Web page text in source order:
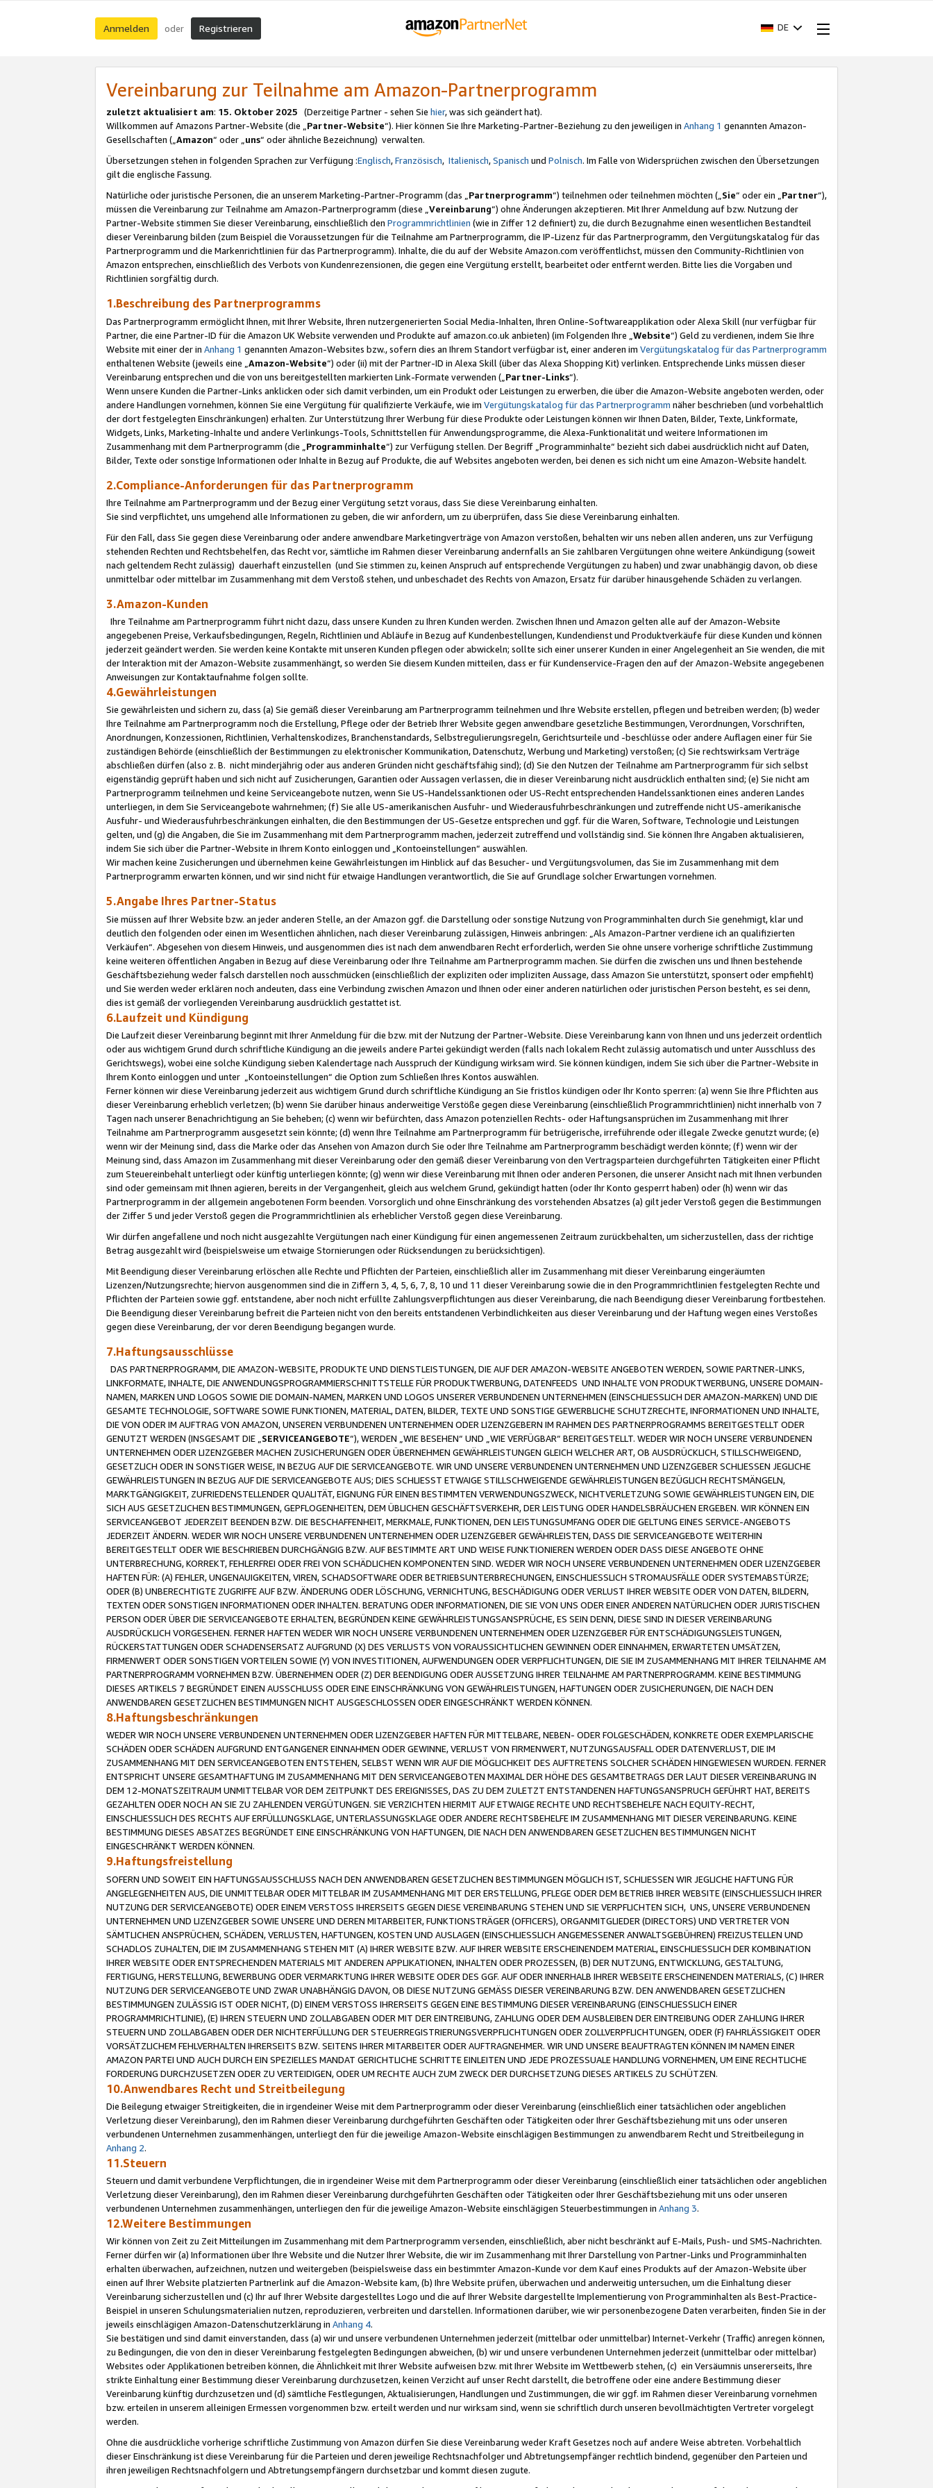
Anmelden oder Registrieren DE
Vereinbarung zur Teilnahme am Amazon-Partnerprogramm
zuletzt aktualisiert am: 15. Oktober 2025 (Derzeitige Partner - sehen Sie hier, was sich geändert hat).
Willkommen auf Amazons Partner-Website (die „Partner-Website“). Hier können Sie Ihre Marketing-Partner-Beziehung zu den jeweiligen in Anhang 1 genannten Amazon-
Gesellschaften („Amazon“ oder „uns“ oder ähnliche Bezeichnung) verwalten.
Übersetzungen stehen in folgenden Sprachen zur Verfügung :Englisch,Französisch, Italienisch,Spanisch und Polnisch. Im Falle von Widersprüchen zwischen den Übersetzungen
gilt die englische Fassung.
Natürliche oder juristische Personen, die an unserem Marketing-Partner-Programm (das „Partnerprogramm“) teilnehmen oder teilnehmen möchten („Sie“ oder ein „Partner“),
müssen die Vereinbarung zur Teilnahme am Amazon-Partnerprogramm (diese „Vereinbarung“) ohne Änderungen akzeptieren. Mit Ihrer Anmeldung auf bzw. Nutzung der
Partner-Website stimmen Sie dieser Vereinbarung, einschließlich den Programmrichtlinien (wie in Ziffer 12 definiert) zu, die durch Bezugnahme einen wesentlichen Bestandteil
dieser Vereinbarung bilden (zum Beispiel die Voraussetzungen für die Teilnahme am Partnerprogramm, die IP-Lizenz für das Partnerprogramm, den Vergütungskatalog für das
Partnerprogramm und die Markenrichtlinien für das Partnerprogramm). Inhalte, die du auf der Website Amazon.com veröffentlichst, müssen den Community-Richtlinien von
Amazon entsprechen, einschließlich des Verbots von Kundenrezensionen, die gegen eine Vergütung erstellt, bearbeitet oder entfernt werden. Bitte lies die Vorgaben und
Richtlinien sorgfältig durch.
1.Beschreibung des Partnerprogramms
Das Partnerprogramm ermöglicht Ihnen, mit Ihrer Website, Ihren nutzergenerierten Social Media-Inhalten, Ihren Online-Softwareapplikation oder Alexa Skill (nur verfügbar für
Partner, die eine Partner-ID für die Amazon UK Website verwenden und Produkte auf amazon.co.uk anbieten) (im Folgenden Ihre „ Website“) Geld zu verdienen, indem Sie Ihre
Website mit einer der in Anhang 1 genannten Amazon-Websites bzw., sofern dies an Ihrem Standort verfügbar ist, einer anderen im Vergütungskatalog für das Partnerprogramm
enthaltenen Website (jeweils eine „ Amazon-Website“) oder (ii) mit der Partner-ID in Alexa Skill (über das Alexa Shopping Kit) verlinken. Entsprechende Links müssen dieser
Vereinbarung entsprechen und die von uns bereitgestellten markierten Link-Formate verwenden („ Partner-Links“).
Wenn unsere Kunden die Partner-Links anklicken oder sich damit verbinden, um ein Produkt oder Leistungen zu erwerben, die über die Amazon-Website angeboten werden, oder
andere Handlungen vornehmen, können Sie eine Vergütung für qualifizierte Verkäufe, wie im Vergütungskatalog für das Partnerprogramm näher beschrieben (und vorbehaltlich
der dort festgelegten Einschränkungen) erhalten. Zur Unterstützung Ihrer Werbung für diese Produkte oder Leistungen können wir Ihnen Daten, Bilder, Texte, Linkformate,
Widgets, Links, Marketing-Inhalte und andere Verlinkungs-Tools, Schnittstellen für Anwendungsprogramme, die Alexa-Funktionalität und weitere Informationen im
Zusammenhang mit dem Partnerprogramm (die „ Programminhalte“) zur Verfügung stellen. Der Begriff „Programminhalte“ bezieht sich dabei ausdrücklich nicht auf Daten,
Bilder, Texte oder sonstige Informationen oder Inhalte in Bezug auf Produkte, die auf Websites angeboten werden, bei denen es sich nicht um eine Amazon-Website handelt.
2.Compliance-Anforderungen für das Partnerprogramm
Ihre Teilnahme am Partnerprogramm und der Bezug einer Vergütung setzt voraus, dass Sie diese Vereinbarung einhalten.
Sie sind verpflichtet, uns umgehend alle Informationen zu geben, die wir anfordern, um zu überprüfen, dass Sie diese Vereinbarung einhalten.
Für den Fall, dass Sie gegen diese Vereinbarung oder andere anwendbare Marketingverträge von Amazon verstoßen, behalten wir uns neben allen anderen, uns zur Verfügung
stehenden Rechten und Rechtsbehelfen, das Recht vor, sämtliche im Rahmen dieser Vereinbarung andernfalls an Sie zahlbaren Vergütungen ohne weitere Ankündigung (soweit
nach geltendem Recht zulässig) dauerhaft einzustellen (und Sie stimmen zu, keinen Anspruch auf entsprechende Vergütungen zu haben) und zwar unabhängig davon, ob diese
unmittelbar oder mittelbar im Zusammenhang mit dem Verstoß stehen, und unbeschadet des Rechts von Amazon, Ersatz für darüber hinausgehende Schäden zu verlangen.
3.Amazon-Kunden
Ihre Teilnahme am Partnerprogramm führt nicht dazu, dass unsere Kunden zu Ihren Kunden werden. Zwischen Ihnen und Amazon gelten alle auf der Amazon-Website
angegebenen Preise, Verkaufsbedingungen, Regeln, Richtlinien und Abläufe in Bezug auf Kundenbestellungen, Kundendienst und Produktverkäufe für diese Kunden und können
jederzeit geändert werden. Sie werden keine Kontakte mit unseren Kunden pflegen oder abwickeln; sollte sich einer unserer Kunden in einer Angelegenheit an Sie wenden, die mit
der Interaktion mit der Amazon-Website zusammenhängt, so werden Sie diesem Kunden mitteilen, dass er für Kundenservice-Fragen den auf der Amazon-Website angegebenen
Anweisungen zur Kontaktaufnahme folgen sollte.
4.Gewährleistungen
Sie gewährleisten und sichern zu, dass (a) Sie gemäß dieser Vereinbarung am Partnerprogramm teilnehmen und Ihre Website erstellen, pflegen und betreiben werden; (b) weder
Ihre Teilnahme am Partnerprogramm noch die Erstellung, Pflege oder der Betrieb Ihrer Website gegen anwendbare gesetzliche Bestimmungen, Verordnungen, Vorschriften,
Anordnungen, Konzessionen, Richtlinien, Verhaltenskodizes, Branchenstandards, Selbstregulierungsregeln, Gerichtsurteile und -beschlüsse oder andere Auflagen einer für Sie
zuständigen Behörde (einschließlich der Bestimmungen zu elektronischer Kommunikation, Datenschutz, Werbung und Marketing) verstoßen; (c) Sie rechtswirksam Verträge
abschließen dürfen (also z. B. nicht minderjährig oder aus anderen Gründen nicht geschäftsfähig sind); (d) Sie den Nutzen der Teilnahme am Partnerprogramm für sich selbst
eigenständig geprüft haben und sich nicht auf Zusicherungen, Garantien oder Aussagen verlassen, die in dieser Vereinbarung nicht ausdrücklich enthalten sind; (e) Sie nicht am
Partnerprogramm teilnehmen und keine Serviceangebote nutzen, wenn Sie US-Handelssanktionen oder US-Recht entsprechenden Handelssanktionen eines anderen Landes
unterliegen, in dem Sie Serviceangebote wahrnehmen; (f) Sie alle US-amerikanischen Ausfuhr- und Wiederausfuhrbeschränkungen und zutreffende nicht US-amerikanische
Ausfuhr- und Wiederausfuhrbeschränkungen einhalten, die den Bestimmungen der US-Gesetze entsprechen und ggf. für die Waren, Software, Technologie und Leistungen
gelten, und (g) die Angaben, die Sie im Zusammenhang mit dem Partnerprogramm machen, jederzeit zutreffend und vollständig sind. Sie können Ihre Angaben aktualisieren,
indem Sie sich über die Partner-Website in Ihrem Konto einloggen und „Kontoeinstellungen“ auswählen.
Wir machen keine Zusicherungen und übernehmen keine Gewährleistungen im Hinblick auf das Besucher- und Vergütungsvolumen, das Sie im Zusammenhang mit dem
Partnerprogramm erwarten können, und wir sind nicht für etwaige Handlungen verantwortlich, die Sie auf Grundlage solcher Erwartungen vornehmen.
5.Angabe Ihres Partner-Status
Sie müssen auf Ihrer Website bzw. an jeder anderen Stelle, an der Amazon ggf. die Darstellung oder sonstige Nutzung von Programminhalten durch Sie genehmigt, klar und
deutlich den folgenden oder einen im Wesentlichen ähnlichen, nach dieser Vereinbarung zulässigen, Hinweis anbringen: „Als Amazon-Partner verdiene ich an qualifizierten
Verkäufen“. Abgesehen von diesem Hinweis, und ausgenommen dies ist nach dem anwendbaren Recht erforderlich, werden Sie ohne unsere vorherige schriftliche Zustimmung
keine weiteren öffentlichen Angaben in Bezug auf diese Vereinbarung oder Ihre Teilnahme am Partnerprogramm machen. Sie dürfen die zwischen uns und Ihnen bestehende
Geschäftsbeziehung weder falsch darstellen noch ausschmücken (einschließlich der expliziten oder impliziten Aussage, dass Amazon Sie unterstützt, sponsert oder empfiehlt)
und Sie werden weder erklären noch andeuten, dass eine Verbindung zwischen Amazon und Ihnen oder einer anderen natürlichen oder juristischen Person besteht, es sei denn,
dies ist gemäß der vorliegenden Vereinbarung ausdrücklich gestattet ist.
6.Laufzeit und Kündigung
Die Laufzeit dieser Vereinbarung beginnt mit Ihrer Anmeldung für die bzw. mit der Nutzung der Partner-Website. Diese Vereinbarung kann von Ihnen und uns jederzeit ordentlich
oder aus wichtigem Grund durch schriftliche Kündigung an die jeweils andere Partei gekündigt werden (falls nach lokalem Recht zulässig automatisch und unter Ausschluss des
Gerichtswegs), wobei eine solche Kündigung sieben Kalendertage nach Ausspruch der Kündigung wirksam wird. Sie können kündigen, indem Sie sich über die Partner-Website in
Ihrem Konto einloggen und unter „Kontoeinstellungen“ die Option zum Schließen Ihres Kontos auswählen.
Ferner können wir diese Vereinbarung jederzeit aus wichtigem Grund durch schriftliche Kündigung an Sie fristlos kündigen oder Ihr Konto sperren: (a) wenn Sie Ihre Pflichten aus
dieser Vereinbarung erheblich verletzen; (b) wenn Sie darüber hinaus anderweitige Verstöße gegen diese Vereinbarung (einschließlich Programmrichtlinien) nicht innerhalb von 7
Tagen nach unserer Benachrichtigung an Sie beheben; (c) wenn wir befürchten, dass Amazon potenziellen Rechts- oder Haftungsansprüchen im Zusammenhang mit Ihrer
Teilnahme am Partnerprogramm ausgesetzt sein könnte; (d) wenn Ihre Teilnahme am Partnerprogramm für betrügerische, irreführende oder illegale Zwecke genutzt wurde; (e)
wenn wir der Meinung sind, dass die Marke oder das Ansehen von Amazon durch Sie oder Ihre Teilnahme am Partnerprogramm beschädigt werden könnte; (f) wenn wir der
Meinung sind, dass Amazon im Zusammenhang mit dieser Vereinbarung oder den gemäß dieser Vereinbarung von den Vertragsparteien durchgeführten Tätigkeiten einer Pflicht
zum Steuereinbehalt unterliegt oder künftig unterliegen könnte; (g) wenn wir diese Vereinbarung mit Ihnen oder anderen Personen, die unserer Ansicht nach mit Ihnen verbunden
sind oder gemeinsam mit Ihnen agieren, bereits in der Vergangenheit, gleich aus welchem Grund, gekündigt hatten (oder Ihr Konto gesperrt haben) oder (h) wenn wir das
Partnerprogramm in der allgemein angebotenen Form beenden. Vorsorglich und ohne Einschränkung des vorstehenden Absatzes (a) gilt jeder Verstoß gegen die Bestimmungen
der Ziffer 5 und jeder Verstoß gegen die Programmrichtlinien als erheblicher Verstoß gegen diese Vereinbarung.
Wir dürfen angefallene und noch nicht ausgezahlte Vergütungen nach einer Kündigung für einen angemessenen Zeitraum zurückbehalten, um sicherzustellen, dass der richtige
Betrag ausgezahlt wird (beispielsweise um etwaige Stornierungen oder Rücksendungen zu berücksichtigen).
Mit Beendigung dieser Vereinbarung erlöschen alle Rechte und Pflichten der Parteien, einschließlich aller im Zusammenhang mit dieser Vereinbarung eingeräumten
Lizenzen/Nutzungsrechte; hiervon ausgenommen sind die in Ziffern 3, 4, 5, 6, 7, 8, 10 und 11 dieser Vereinbarung sowie die in den Programmrichtlinien festgelegten Rechte und
Pflichten der Parteien sowie ggf. entstandene, aber noch nicht erfüllte Zahlungsverpflichtungen aus dieser Vereinbarung, die nach Beendigung dieser Vereinbarung fortbestehen.
Die Beendigung dieser Vereinbarung befreit die Parteien nicht von den bereits entstandenen Verbindlichkeiten aus dieser Vereinbarung und der Haftung wegen eines Verstoßes
gegen diese Vereinbarung, der vor deren Beendigung begangen wurde.
7.Haftungsausschlüsse
DAS PARTNERPROGRAMM, DIE AMAZON-WEBSITE, PRODUKTE UND DIENSTLEISTUNGEN, DIE AUF DER AMAZON-WEBSITE ANGEBOTEN WERDEN, SOWIE PARTNER-LINKS,
LINKFORMATE, INHALTE, DIE ANWENDUNGSPROGRAMMIERSCHNITTSTELLE FÜR PRODUKTWERBUNG, DATENFEEDS UND INHALTE VON PRODUKTWERBUNG, UNSERE DOMAIN-
NAMEN, MARKEN UND LOGOS SOWIE DIE DOMAIN-NAMEN, MARKEN UND LOGOS UNSERER VERBUNDENEN UNTERNEHMEN (EINSCHLIESSLICH DER AMAZON-MARKEN) UND DIE
GESAMTE TECHNOLOGIE, SOFTWARE SOWIE FUNKTIONEN, MATERIAL, DATEN, BILDER, TEXTE UND SONSTIGE GEWERBLICHE SCHUTZRECHTE, INFORMATIONEN UND INHALTE,
DIE VON ODER IM AUFTRAG VON AMAZON, UNSEREN VERBUNDENEN UNTERNEHMEN ODER LIZENZGEBERN IM RAHMEN DES PARTNERPROGRAMMS BEREITGESTELLT ODER
GENUTZT WERDEN (INSGESAMT DIE „ SERVICEANGEBOTE“), WERDEN „WIE BESEHEN“ UND „WIE VERFÜGBAR“ BEREITGESTELLT. WEDER WIR NOCH UNSERE VERBUNDENEN
UNTERNEHMEN ODER LIZENZGEBER MACHEN ZUSICHERUNGEN ODER ÜBERNEHMEN GEWÄHRLEISTUNGEN GLEICH WELCHER ART, OB AUSDRÜCKLICH, STILLSCHWEIGEND,
GESETZLICH ODER IN SONSTIGER WEISE, IN BEZUG AUF DIE SERVICEANGEBOTE. WIR UND UNSERE VERBUNDENEN UNTERNEHMEN UND LIZENZGEBER SCHLIESSEN JEGLICHE
GEWÄHRLEISTUNGEN IN BEZUG AUF DIE SERVICEANGEBOTE AUS; DIES SCHLIESST ETWAIGE STILLSCHWEIGENDE GEWÄHRLEISTUNGEN BEZÜGLICH RECHTSMÄNGELN,
MARKTGÄNGIGKEIT, ZUFRIEDENSTELLENDER QUALITÄT, EIGNUNG FÜR EINEN BESTIMMTEN VERWENDUNGSZWECK, NICHTVERLETZUNG SOWIE GEWÄHRLEISTUNGEN EIN, DIE
SICH AUS GESETZLICHEN BESTIMMUNGEN, GEPFLOGENHEITEN, DEM ÜBLICHEN GESCHÄFTSVERKEHR, DER LEISTUNG ODER HANDELSBRÄUCHEN ERGEBEN. WIR KÖNNEN EIN
SERVICEANGEBOT JEDERZEIT BEENDEN BZW. DIE BESCHAFFENHEIT, MERKMALE, FUNKTIONEN, DEN LEISTUNGSUMFANG ODER DIE GELTUNG EINES SERVICE-ANGEBOTS
JEDERZEIT ÄNDERN. WEDER WIR NOCH UNSERE VERBUNDENEN UNTERNEHMEN ODER LIZENZGEBER GEWÄHRLEISTEN, DASS DIE SERVICEANGEBOTE WEITERHIN
BEREITGESTELLT ODER WIE BESCHRIEBEN DURCHGÄNGIG BZW. AUF BESTIMMTE ART UND WEISE FUNKTIONIEREN WERDEN ODER DASS DIESE ANGEBOTE OHNE
UNTERBRECHUNG, KORREKT, FEHLERFREI ODER FREI VON SCHÄDLICHEN KOMPONENTEN SIND. WEDER WIR NOCH UNSERE VERBUNDENEN UNTERNEHMEN ODER LIZENZGEBER
HAFTEN FÜR: (A) FEHLER, UNGENAUIGKEITEN, VIREN, SCHADSOFTWARE ODER BETRIEBSUNTERBRECHUNGEN, EINSCHLIESSLICH STROMAUSFÄLLE ODER SYSTEMABSTÜRZE;
ODER (B) UNBERECHTIGTE ZUGRIFFE AUF BZW. ÄNDERUNG ODER LÖSCHUNG, VERNICHTUNG, BESCHÄDIGUNG ODER VERLUST IHRER WEBSITE ODER VON DATEN, BILDERN,
TEXTEN ODER SONSTIGEN INFORMATIONEN ODER INHALTEN. BERATUNG ODER INFORMATIONEN, DIE SIE VON UNS ODER EINER ANDEREN NATÜRLICHEN ODER JURISTISCHEN
PERSON ODER ÜBER DIE SERVICEANGEBOTE ERHALTEN, BEGRÜNDEN KEINE GEWÄHRLEISTUNGSANSPRÜCHE, ES SEIN DENN, DIESE SIND IN DIESER VEREINBARUNG
AUSDRÜCKLICH VORGESEHEN. FERNER HAFTEN WEDER WIR NOCH UNSERE VERBUNDENEN UNTERNEHMEN ODER LIZENZGEBER FÜR ENTSCHÄDIGUNGSLEISTUNGEN,
RÜCKERSTATTUNGEN ODER SCHADENSERSATZ AUFGRUND (X) DES VERLUSTS VON VORAUSSICHTLICHEN GEWINNEN ODER EINNAHMEN, ERWARTETEN UMSÄTZEN,
FIRMENWERT ODER SONSTIGEN VORTEILEN SOWIE (Y) VON INVESTITIONEN, AUFWENDUNGEN ODER VERPFLICHTUNGEN, DIE SIE IM ZUSAMMENHANG MIT IHRER TEILNAHME AM
PARTNERPROGRAMM VORNEHMEN BZW. ÜBERNEHMEN ODER (Z) DER BEENDIGUNG ODER AUSSETZUNG IHRER TEILNAHME AM PARTNERPROGRAMM. KEINE BESTIMMUNG
DIESES ARTIKELS 7 BEGRÜNDET EINEN AUSSCHLUSS ODER EINE EINSCHRÄNKUNG VON GEWÄHRLEISTUNGEN, HAFTUNGEN ODER ZUSICHERUNGEN, DIE NACH DEN
ANWENDBAREN GESETZLICHEN BESTIMMUNGEN NICHT AUSGESCHLOSSEN ODER EINGESCHRÄNKT WERDEN KÖNNEN.
8.Haftungsbeschränkungen
WEDER WIR NOCH UNSERE VERBUNDENEN UNTERNEHMEN ODER LIZENZGEBER HAFTEN FÜR MITTELBARE, NEBEN- ODER FOLGESCHÄDEN, KONKRETE ODER EXEMPLARISCHE
SCHÄDEN ODER SCHÄDEN AUFGRUND ENTGANGENER EINNAHMEN ODER GEWINNE, VERLUST VON FIRMENWERT, NUTZUNGSAUSFALL ODER DATENVERLUST, DIE IM
ZUSAMMENHANG MIT DEN SERVICEANGEBOTEN ENTSTEHEN, SELBST WENN WIR AUF DIE MÖGLICHKEIT DES AUFTRETENS SOLCHER SCHÄDEN HINGEWIESEN WURDEN. FERNER
ENTSPRICHT UNSERE GESAMTHAFTUNG IM ZUSAMMENHANG MIT DEN SERVICEANGEBOTEN MAXIMAL DER HÖHE DES GESAMTBETRAGS DER LAUT DIESER VEREINBARUNG IN
DEM 12-MONATSZEITRAUM UNMITTELBAR VOR DEM ZEITPUNKT DES EREIGNISSES, DAS ZU DEM ZULETZT ENTSTANDENEN HAFTUNGSANSPRUCH GEFÜHRT HAT, BEREITS
GEZAHLTEN ODER NOCH AN SIE ZU ZAHLENDEN VERGÜTUNGEN. SIE VERZICHTEN HIERMIT AUF ETWAIGE RECHTE UND RECHTSBEHELFE NACH EQUITY-RECHT,
EINSCHLIESSLICH DES RECHTS AUF ERFÜLLUNGSKLAGE, UNTERLASSUNGSKLAGE ODER ANDERE RECHTSBEHELFE IM ZUSAMMENHANG MIT DIESER VEREINBARUNG. KEINE
BESTIMMUNG DIESES ABSATZES BEGRÜNDET EINE EINSCHRÄNKUNG VON HAFTUNGEN, DIE NACH DEN ANWENDBAREN GESETZLICHEN BESTIMMUNGEN NICHT
EINGESCHRÄNKT WERDEN KÖNNEN.
9.Haftungsfreistellung
SOFERN UND SOWEIT EIN HAFTUNGSAUSSCHLUSS NACH DEN ANWENDBAREN GESETZLICHEN BESTIMMUNGEN MÖGLICH IST, SCHLIESSEN WIR JEGLICHE HAFTUNG FÜR
ANGELEGENHEITEN AUS, DIE UNMITTELBAR ODER MITTELBAR IM ZUSAMMENHANG MIT DER ERSTELLUNG, PFLEGE ODER DEM BETRIEB IHRER WEBSITE (EINSCHLIESSLICH IHRER
NUTZUNG DER SERVICEANGEBOTE) ODER EINEM VERSTOSS IHRERSEITS GEGEN DIESE VEREINBARUNG STEHEN UND SIE VERPFLICHTEN SICH, UNS, UNSERE VERBUNDENEN
UNTERNEHMEN UND LIZENZGEBER SOWIE UNSERE UND DEREN MITARBEITER, FUNKTIONSTRÄGER (OFFICERS), ORGANMITGLIEDER (DIRECTORS) UND VERTRETER VON
SÄMTLICHEN ANSPRÜCHEN, SCHÄDEN, VERLUSTEN, HAFTUNGEN, KOSTEN UND AUSLAGEN (EINSCHLIESSLICH ANGEMESSENER ANWALTSGEBÜHREN) FREIZUSTELLEN UND
SCHADLOS ZUHALTEN, DIE IM ZUSAMMENHANG STEHEN MIT (A) IHRER WEBSITE BZW. AUF IHRER WEBSITE ERSCHEINENDEM MATERIAL, EINSCHLIESSLICH DER KOMBINATION
IHRER WEBSITE ODER ENTSPRECHENDEN MATERIALS MIT ANDEREN APPLIKATIONEN, INHALTEN ODER PROZESSEN, (B) DER NUTZUNG, ENTWICKLUNG, GESTALTUNG,
FERTIGUNG, HERSTELLUNG, BEWERBUNG ODER VERMARKTUNG IHRER WEBSITE ODER DES GGF. AUF ODER INNERHALB IHRER WEBSEITE ERSCHEINENDEN MATERIALS, (C) IHRER
NUTZUNG DER SERVICEANGEBOTE UND ZWAR UNABHÄNGIG DAVON, OB DIESE NUTZUNG GEMÄSS DIESER VEREINBARUNG BZW. DEN ANWENDBAREN GESETZLICHEN
BESTIMMUNGEN ZULÄSSIG IST ODER NICHT, (D) EINEM VERSTOSS IHRERSEITS GEGEN EINE BESTIMMUNG DIESER VEREINBARUNG (EINSCHLIESSLICH EINER
PROGRAMMRICHTLINIE), (E) IHREN STEUERN UND ZOLLABGABEN ODER MIT DER EINTREIBUNG, ZAHLUNG ODER DEM AUSBLEIBEN DER EINTREIBUNG ODER ZAHLUNG IHRER
STEUERN UND ZOLLABGABEN ODER DER NICHTERFÜLLUNG DER STEUERREGISTRIERUNGSVERPFLICHTUNGEN ODER ZOLLVERPFLICHTUNGEN, ODER (F) FAHRLÄSSIGKEIT ODER
VORSÄTZLICHEM FEHLVERHALTEN IHRERSEITS BZW. SEITENS IHRER MITARBEITER ODER AUFTRAGNEHMER. WIR UND UNSERE BEAUFTRAGTEN KÖNNEN IM NAMEN EINER
AMAZON PARTEI UND AUCH DURCH EIN SPEZIELLES MANDAT GERICHTLICHE SCHRITTE EINLEITEN UND JEDE PROZESSUALE HANDLUNG VORNEHMEN, UM EINE RECHTLICHE
FORDERUNG DURCHZUSETZEN ODER ZU VERTEIDIGEN, ODER UM RECHTE AUCH ZUM ZWECK DER DURCHSETZUNG DIESES ARTIKELS ZU SCHÜTZEN.
10.Anwendbares Recht und Streitbeilegung
Die Beilegung etwaiger Streitigkeiten, die in irgendeiner Weise mit dem Partnerprogramm oder dieser Vereinbarung (einschließlich einer tatsächlichen oder angeblichen
Verletzung dieser Vereinbarung), den im Rahmen dieser Vereinbarung durchgeführten Geschäften oder Tätigkeiten oder Ihrer Geschäftsbeziehung mit uns oder unseren
verbundenen Unternehmen zusammenhängen, unterliegt den für die jeweilige Amazon-Website einschlägigen Bestimmungen zu anwendbarem Recht und Streitbeilegung in
Anhang 2.
11.Steuern
Steuern und damit verbundene Verpflichtungen, die in irgendeiner Weise mit dem Partnerprogramm oder dieser Vereinbarung (einschließlich einer tatsächlichen oder angeblichen
Verletzung dieser Vereinbarung), den im Rahmen dieser Vereinbarung durchgeführten Geschäften oder Tätigkeiten oder Ihrer Geschäftsbeziehung mit uns oder unseren
verbundenen Unternehmen zusammenhängen, unterliegen den für die jeweilige Amazon-Website einschlägigen Steuerbestimmungen in Anhang 3.
12.Weitere Bestimmungen
Wir können von Zeit zu Zeit Mitteilungen im Zusammenhang mit dem Partnerprogramm versenden, einschließlich, aber nicht beschränkt auf E-Mails, Push- und SMS-Nachrichten.
Ferner dürfen wir (a) Informationen über Ihre Website und die Nutzer Ihrer Website, die wir im Zusammenhang mit Ihrer Darstellung von Partner-Links und Programminhalten
erhalten überwachen, aufzeichnen, nutzen und weitergeben (beispielsweise dass ein bestimmter Amazon-Kunde vor dem Kauf eines Produkts auf der Amazon-Website über
einen auf Ihrer Website platzierten Partnerlink auf die Amazon-Website kam, (b) Ihre Website prüfen, überwachen und anderweitig untersuchen, um die Einhaltung dieser
Vereinbarung sicherzustellen und (c) Ihr auf Ihrer Website dargestelltes Logo und die auf Ihrer Website dargestellte Implementierung von Programminhalten als Best-Practice-
Beispiel in unseren Schulungsmaterialien nutzen, reproduzieren, verbreiten und darstellen. Informationen darüber, wie wir personenbezogene Daten verarbeiten, finden Sie in der
jeweils einschlägigen Amazon-Datenschutzerklärung in Anhang 4.
Sie bestätigen und sind damit einverstanden, dass (a) wir und unsere verbundenen Unternehmen jederzeit (mittelbar oder unmittelbar) Internet-Verkehr (Traffic) anregen können,
zu Bedingungen, die von den in dieser Vereinbarung festgelegten Bedingungen abweichen, (b) wir und unsere verbundenen Unternehmen jederzeit (unmittelbar oder mittelbar)
Websites oder Applikationen betreiben können, die Ähnlichkeit mit Ihrer Website aufweisen bzw. mit Ihrer Website im Wettbewerb stehen, (c) ein Versäumnis unsererseits, Ihre
strikte Einhaltung einer Bestimmung dieser Vereinbarung durchzusetzen, keinen Verzicht auf unser Recht darstellt, die betroffene oder eine andere Bestimmung dieser
Vereinbarung künftig durchzusetzen und (d) sämtliche Festlegungen, Aktualisierungen, Handlungen und Zustimmungen, die wir ggf. im Rahmen dieser Vereinbarung vornehmen
bzw. erteilen in unserem alleinigen Ermessen vorgenommen bzw. erteilt werden und nur wirksam sind, wenn sie schriftlich durch unseren bevollmächtigten Vertreter vorgelegt
werden.
Ohne die ausdrückliche vorherige schriftliche Zustimmung von Amazon dürfen Sie diese Vereinbarung weder Kraft Gesetzes noch auf andere Weise abtreten. Vorbehaltlich
dieser Einschränkung ist diese Vereinbarung für die Parteien und deren jeweilige Rechtsnachfolger und Abtretungsempfänger rechtlich bindend, gegenüber den Parteien und
ihren jeweiligen Rechtsnachfolgern und Abtretungsempfängern durchsetzbar und kommt diesen zugute.